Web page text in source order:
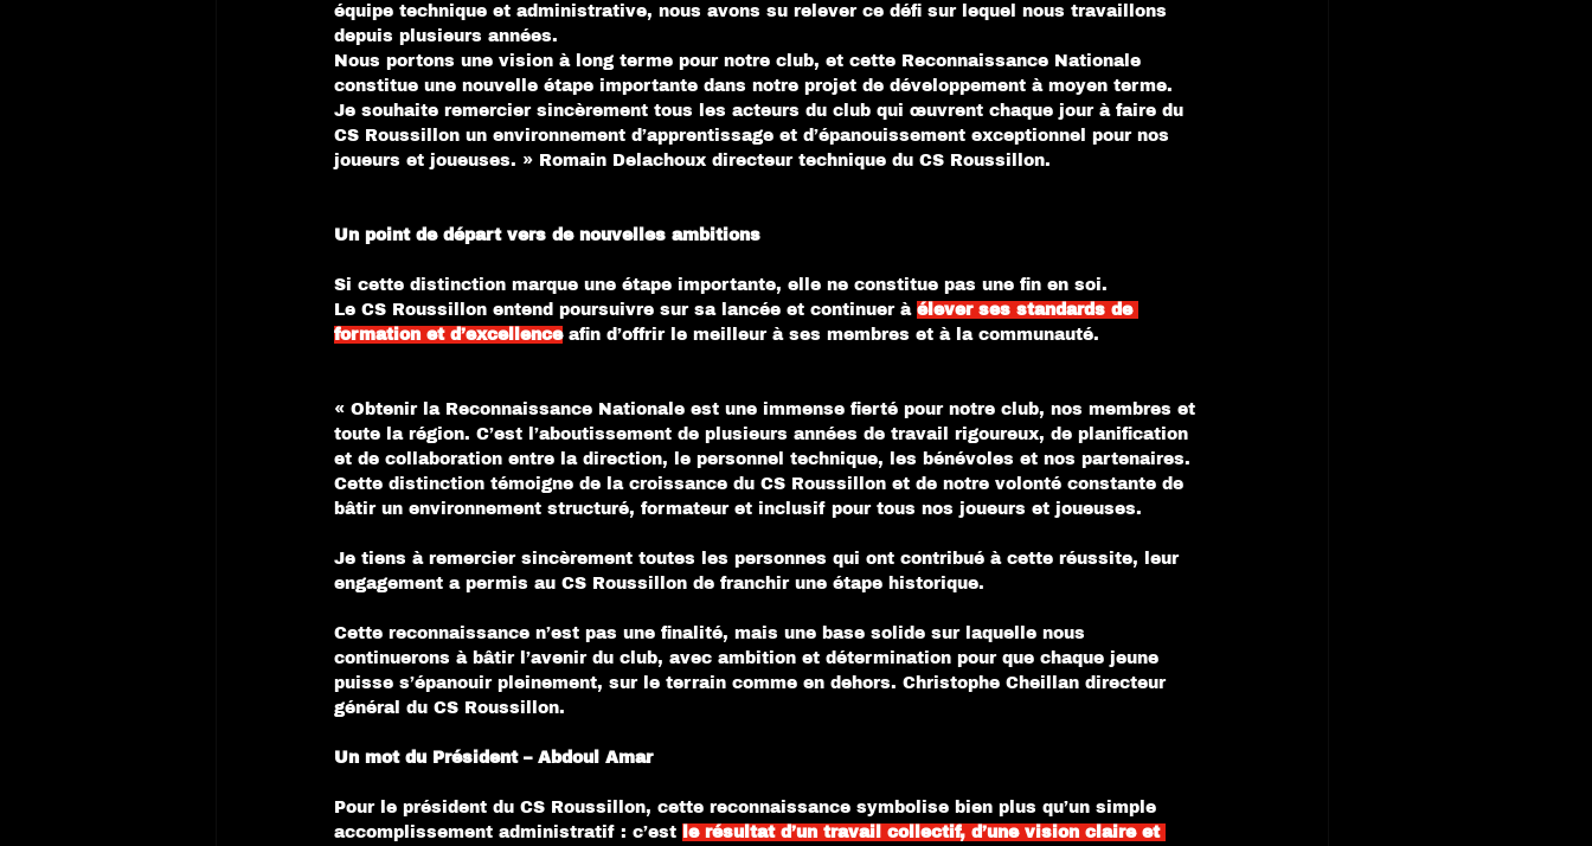
équipe technique et administrative, nous avons su relever ce défi sur lequel nous travaillons
depuis plusieurs années.
Nous portons une vision à long terme pour notre club, et cette Reconnaissance Nationale
constitue une nouvelle étape importante dans notre projet de développement à moyen terme.
Je souhaite remercier sincèrement tous les acteurs du club qui œuvrent chaque jour à faire du
CS Roussillon un environnement d’apprentissage et d’épanouissement exceptionnel pour nos
joueurs et joueuses. » Romain Delachoux directeur technique du CS Roussillon.
Un point de départ vers de nouvelles ambitions
Si cette distinction marque une étape importante, elle ne constitue pas une fin en soi.
Le CS Roussillon entend poursuivre sur sa lancée et continuer à élever ses standards de
formation et d’excellence afin d’offrir le meilleur à ses membres et à la communauté.
« Obtenir la Reconnaissance Nationale est une immense fierté pour notre club, nos membres et
toute la région. C’est l’aboutissement de plusieurs années de travail rigoureux, de planification
et de collaboration entre la direction, le personnel technique, les bénévoles et nos partenaires.
Cette distinction témoigne de la croissance du CS Roussillon et de notre volonté constante de
bâtir un environnement structuré, formateur et inclusif pour tous nos joueurs et joueuses.
Je tiens à remercier sincèrement toutes les personnes qui ont contribué à cette réussite, leur
engagement a permis au CS Roussillon de franchir une étape historique.
Cette reconnaissance n’est pas une finalité, mais une base solide sur laquelle nous
continuerons à bâtir l’avenir du club, avec ambition et détermination pour que chaque jeune
puisse s’épanouir pleinement, sur le terrain comme en dehors. Christophe Cheillan directeur
général du CS Roussillon.
Un mot du Président – Abdoul Amar
Pour le président du CS Roussillon, cette reconnaissance symbolise bien plus qu’un simple
accomplissement administratif : c’est
le résultat d’un travail collectif, d’une vision claire et